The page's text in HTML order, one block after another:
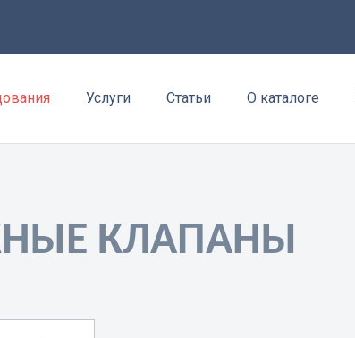
Услуги Статьи О каталоге
КЛАПАНЫ